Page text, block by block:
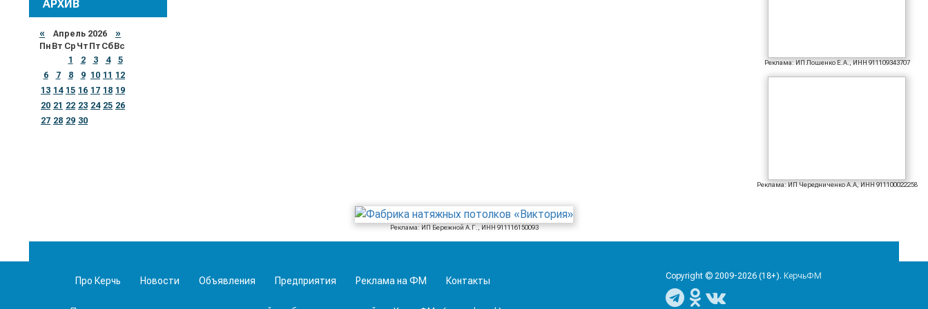
АРХИВ
« Апрель 2026 »
Пн Вт Ср Чт Пт Сб Вс
1
2 3 4
5
6
7 8 9 10 11 12
13 14 15 16 17 18 19
20 21 22 23 24 25 26
27 28 29 30
Реклама: ИП Лошенко Е.А., ИНН 911109343707
Реклама: ИП Чередниченко А.А, ИНН 911100022258
Реклама: ИП Бережной А.Г., ИНН 911116150093
Про Керчь Новости Объявления Предприятия Реклама на ФМ Контакты Copyright © 2009-2026 (18+). КерчьФМ